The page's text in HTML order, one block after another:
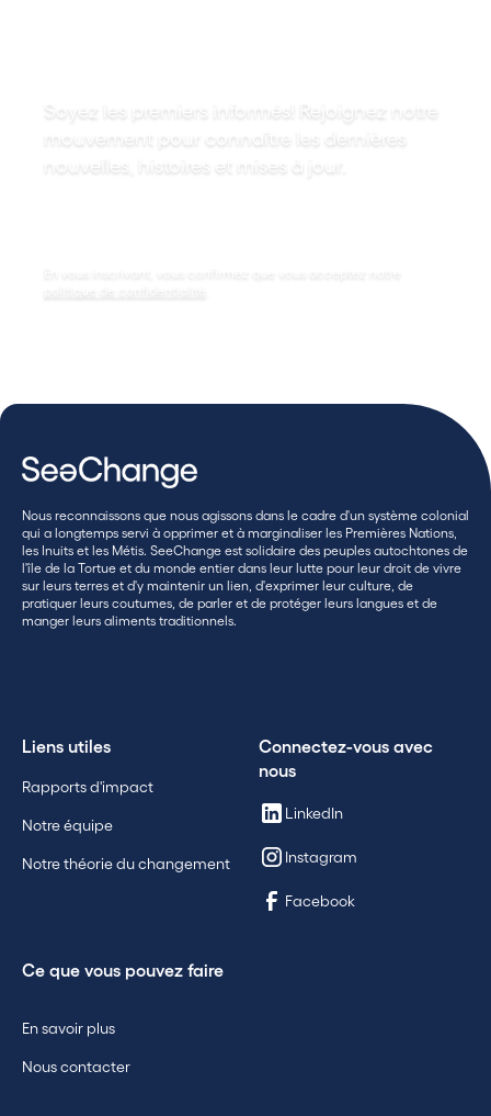
Soyez les premiers informés! Rejoignez notre
Nous reconnaissons que nous agissons dans le cadre d'un système colonial
qui a longtemps servi à opprimer et à marginaliser les Premières Nations,
les Inuits et les Métis. SeeChange est solidaire des peuples autochtones de
l'île de la Tortue et du monde entier dans leur lutte pour leur droit de vivre
sur leurs terres et d'y maintenir un lien, d'exprimer leur culture, de
pratiquer leurs coutumes, de parler et de protéger leurs langues et de
manger leurs aliments traditionnels.
Liens utiles
Rapports d'impact
Notre équipe
Notre théorie du changement
Connectez-vous avec
nous
LinkedIn
Instagram
Facebook
Ce que vous pouvez faire
En savoir plus
Nous contacter